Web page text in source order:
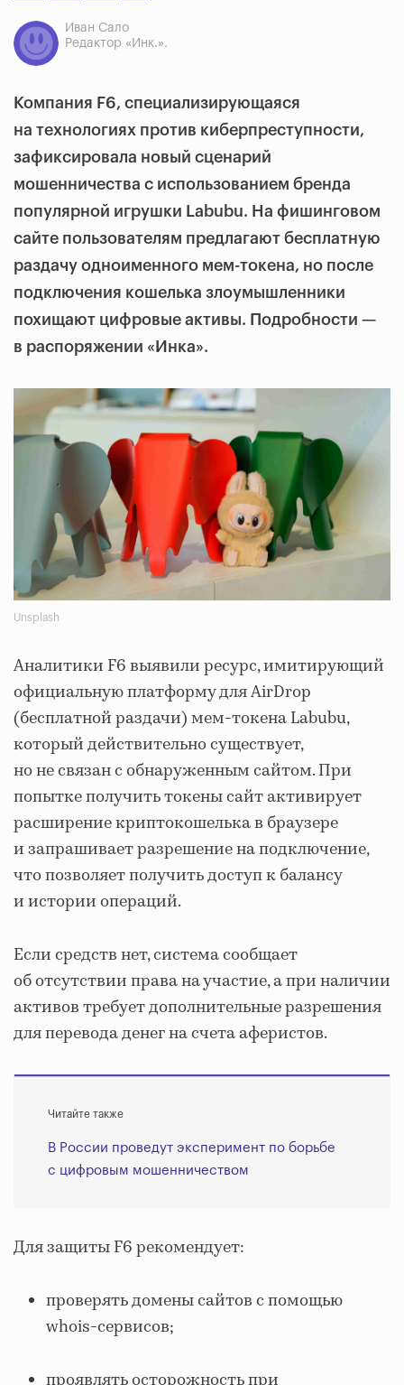
Иван Сало
Редактор «Инк.».
Компания F6, специализирующаяся
на технологиях против киберпреступности,
зафиксировала новый сценарий
мошенничества с использованием бренда
популярной игрушки Labubu. На фишинговом
сайте пользователям предлагают бесплатную
раздачу одноименного мем-токена, но после
подключения кошелька злоумышленники
похищают цифровые активы. Подробности —
в распоряжении «Инка».
Unsplash
Аналитики F6 выявили ресурс, имитирующий
официальную платформу для AirDrop
(бесплатной раздачи) мем-токена Labubu,
который действительно существует,
но не связан с обнаруженным сайтом. При
попытке получить токены сайт активирует
расширение криптокошелька в браузере
и запрашивает разрешение на подключение,
что позволяет получить доступ к балансу
и истории операций.
Если средств нет, система сообщает
об отсутствии права на участие, а при наличии
активов требует дополнительные разрешения
для перевода денег на счета аферистов.
Читайте также
В России проведут эксперимент по борьбе
с цифровым мошенничеством
Для защиты F6 рекомендует:
проверять домены сайтов с помощью
whois-сервисов;